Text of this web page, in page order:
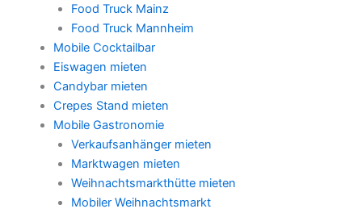
Food Truck Mainz
Food Truck Mannheim
Mobile Cocktailbar
Eiswagen mieten
Candybar mieten
Crepes Stand mieten
Mobile Gastronomie
Verkaufsanhänger mieten
Marktwagen mieten
Weihnachtsmarkthütte mieten
Mobiler Weihnachtsmarkt